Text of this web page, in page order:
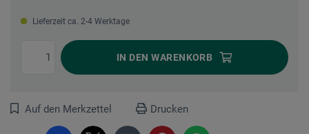
Lieferzeit ca. 2-4 Werktage
IN DEN WARENKORB
Auf den Merkzettel Drucken